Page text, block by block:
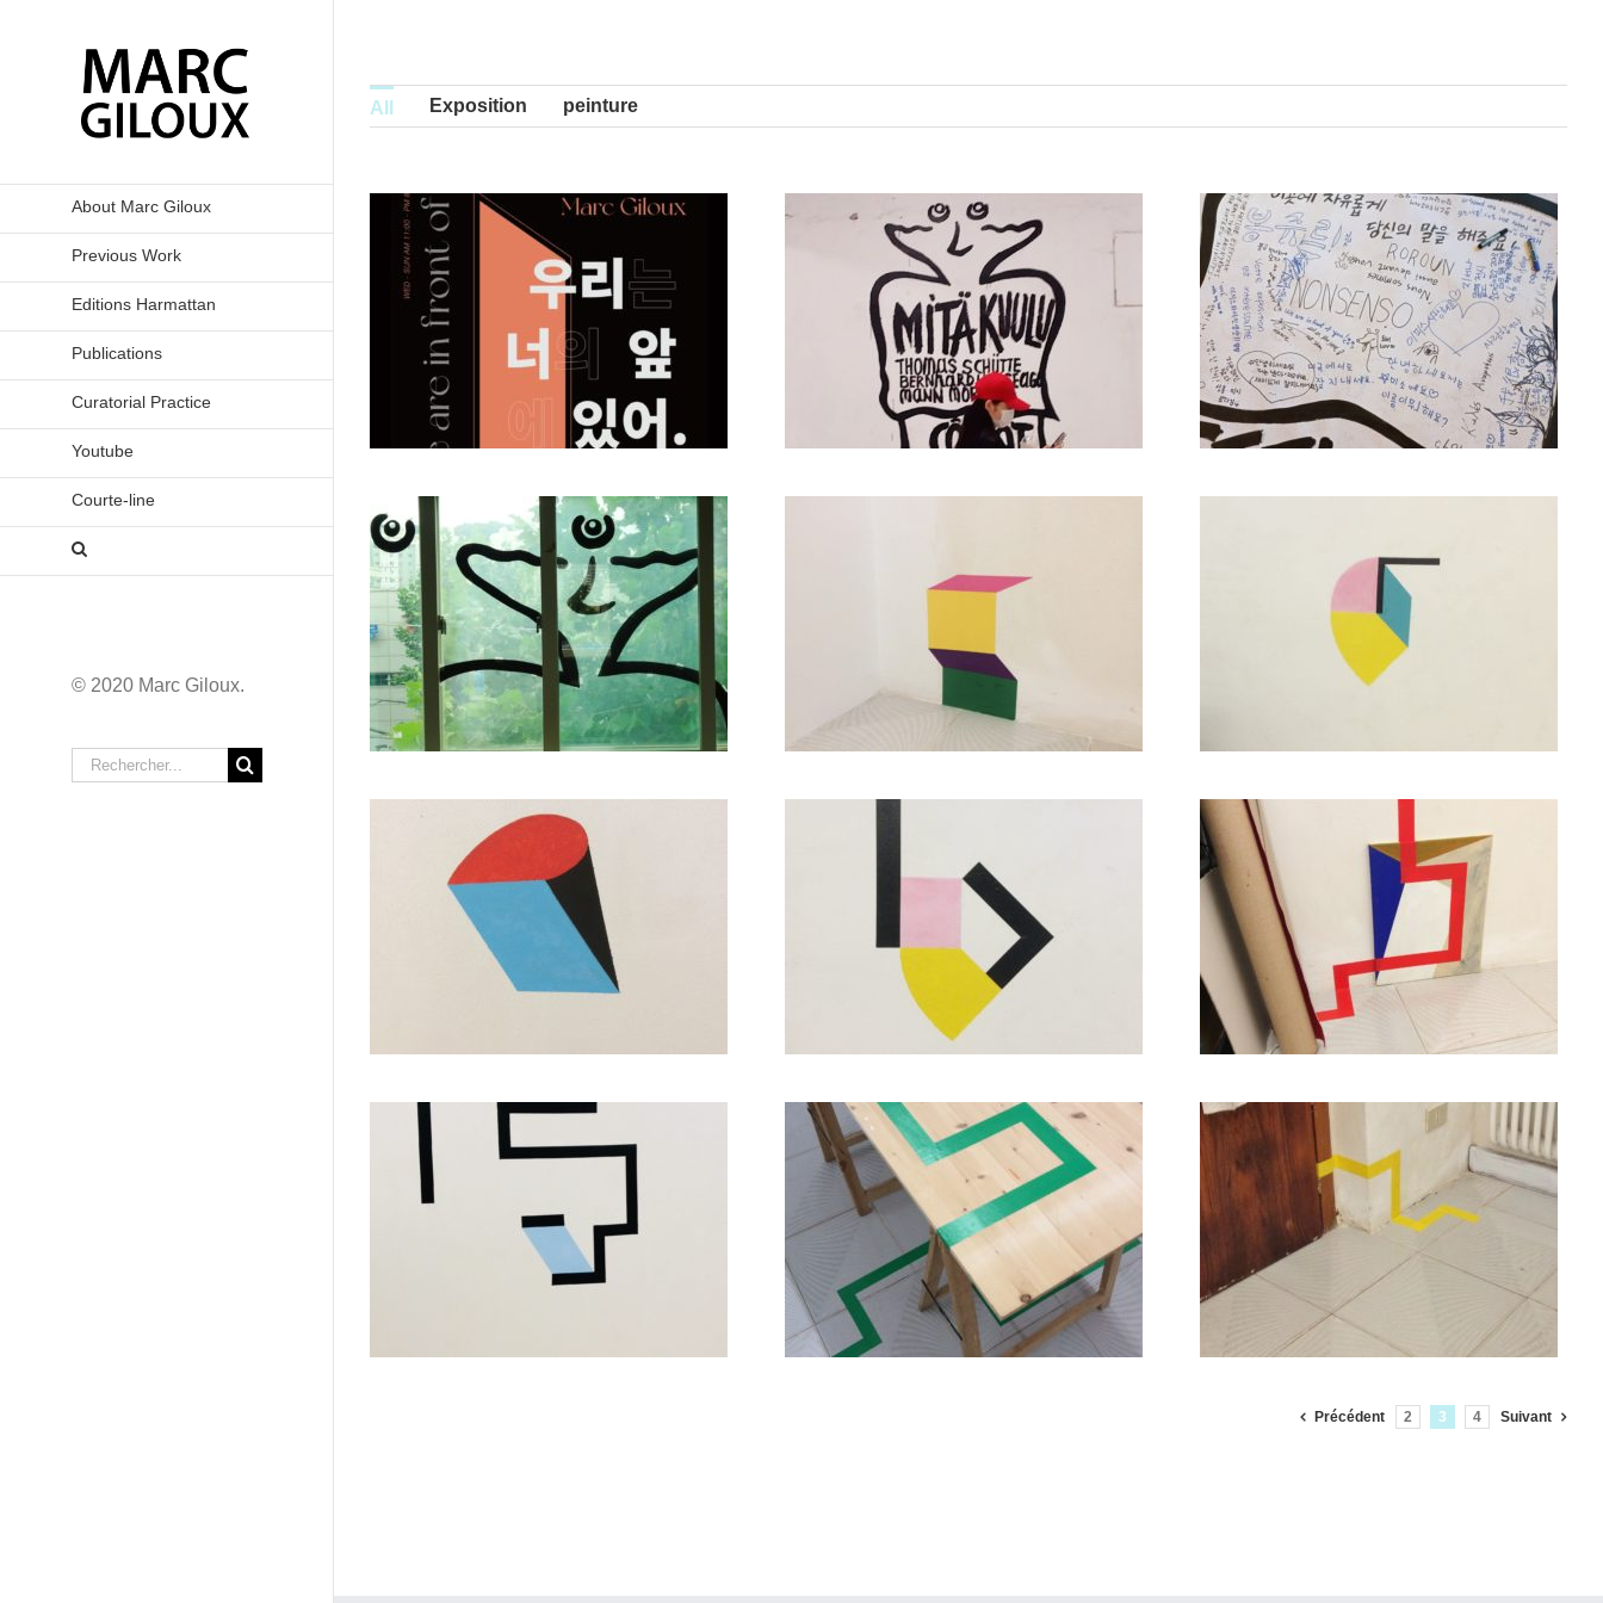
About Marc Giloux
Previous Work
Editions Harmattan
Publications
Curatorial Practice
Youtube
Courte-line
© 2020 Marc Giloux.
Rechercher
All Exposition peinture
« we are in front you » galerie
épice Daejeon Corée du Sud,
Exposition
« we are in front of you »
galerie épice Daejeon Corée
du Sud, 2021
Exposition
« we are in front of you »
galerie épice Daejeon Corée
du Sud, 2021
Exposition
Composition N° 54 (2021)
peinture peinture
Compositions 45/46/47/48/49
(2021)
peinture
Composition N° 40 (2020)
peinture
Composition N° 38/39 (2020)
peinture
Composition N° 37 (2020)
Précédent 2 3 4 Suivant